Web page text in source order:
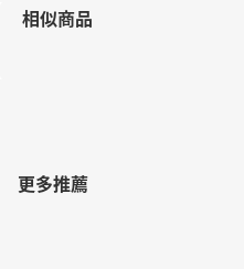
相似商品
更多推薦